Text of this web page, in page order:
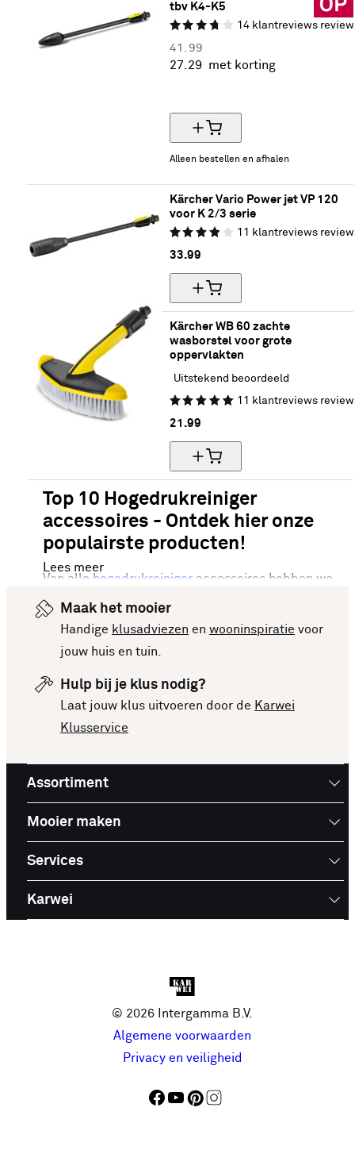
tbv K4-K5
14 klantreviews
41. 99
27. 29 met korting
Alleen bestellen en afhalen
Kärcher Vario Power jet VP 120
voor K 2/3 serie
11 klantreviews
33.99
Kärcher WB 60 zachte
wasborstel voor grote
oppervlakten
Uitstekend beoordeeld
11
klantreviews
21.99
Top 10 Hogedrukreiniger
accessoires - Ontdek hier onze
populairste producten!
Van alle hogedrukreiniger accessoires hebben we
onze meest verkochte artikelen van dit moment
voor je op een rijtje gezet. Vergelijk makkelijk de
specificaties en prijzen om een goede keuze te
zodat je meteen op de hoogte bent van de
nieuwste en beste producten. Bekijk de top 10
Hogedrukreiniger accessoires en laat je inspireren
Lees meer
Maak het mooier
Handige klusadviezen en wooninspiratie voor
jouw huis en tuin.
Hulp bij je klus nodig?
Laat jouw klus uitvoeren door de Karwei
Klusservice
Assortiment
Mooier maken
Services
Karwei
© 2026 Intergamma B.V.
Algemene voorwaarden
Privacy en veiligheid